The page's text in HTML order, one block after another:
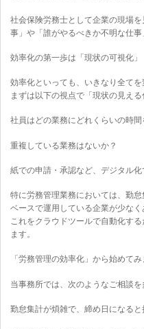
社会保険労務士として企業の現場
事」や「誰がやるべきか不明な仕
効率化の第一歩は「現状の可視化」
効率化といっても、いきなり全てを
まずは以下の視点で「現状の見える
社員はどの業務にどれくらいの時間
重複している業務はないか？
紙での申請・承認など、デジタル化
特に労務管理業務においては、勤
ベースで運用している企業が少なく
これをクラウドツールで自動化す
ます。
「労務管理の効率化」から始めてみ
当事務所では、次のようなご相談を
勤怠集計が煩雑で、締め日になる